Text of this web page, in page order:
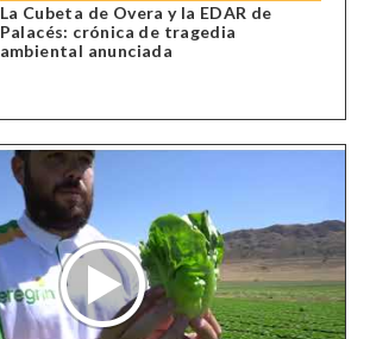
La Cubeta de Overa y la EDAR de
Palacés: crónica de tragedia
ambiental anunciada